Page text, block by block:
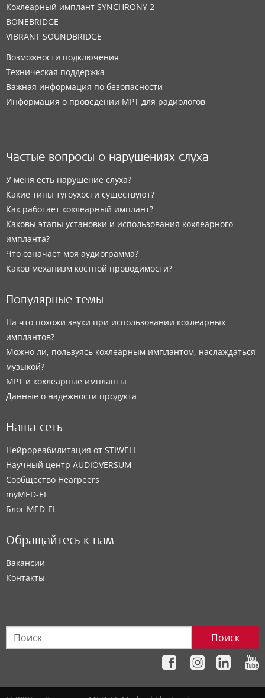
Кохлеарный имплант SYNCHRONY 2
BONEBRIDGE
VIBRANT SOUNDBRIDGE
Возможности подключения
Техническая поддержка
Важная информация по безопасности
Информация о проведении МРТ для радиологов
Частые вопросы о нарушениях слуха
У меня есть нарушение слуха?
Какие типы тугоухости существуют?
Как работает кохлеарный имплант?
Каковы этапы установки и использования кохлеарного
импланта?
Что означает моя аудиограмма?
Каков механизм костной проводимости?
Популярные темы
На что похожи звуки при использовании кохлеарных
имплантов?
Можно ли, пользуясь кохлеарным имплантом, наслаждаться
музыкой?
МРТ и кохлеарные импланты
Данные о надежности продукта
Наша сеть
Нейрореабилитация от STIWELL
Научный центр AUDIOVERSUM
Сообщество Hearpeers
myMED‑EL
Блог MED-EL
Обращайтесь к нам
Вакансии
Контакты
Поиск